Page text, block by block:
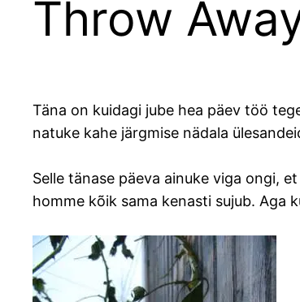
Throw
Täna on kuidagi jube hea päev töö
natuke kahe järgmise nädala
Selle tänase päeva ainuke viga ongi,
homme kõik sama kenasti sujub. Aga